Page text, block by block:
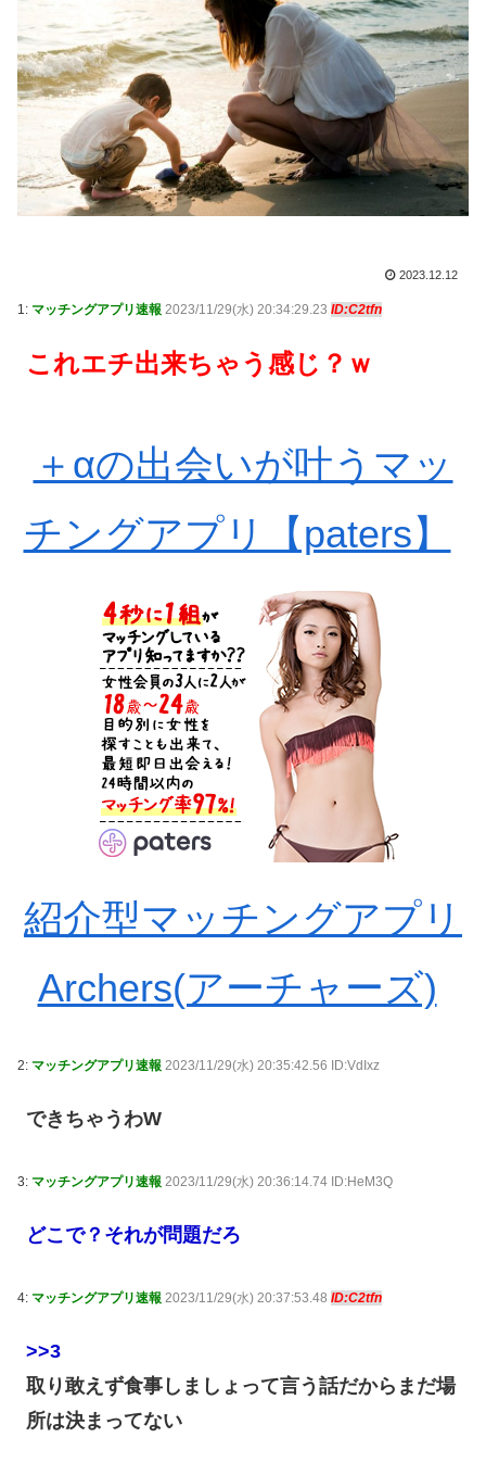
2023.12.12
1: マッチングアプリ速報 2023/11/29(水) 20:34:29.23 ID:C2tfn
これエチ出来ちゃう感じ？ｗ
＋αの出会いが叶うマッ
チングアプリ【paters】
紹介型マッチングアプリ
Archers(アーチャーズ)
2: マッチングアプリ速報 2023/11/29(水) 20:35:42.56 ID:VdIxz
できちゃうわW
3: マッチングアプリ速報 2023/11/29(水) 20:36:14.74 ID:HeM3Q
どこで？それが問題だろ
4: マッチングアプリ速報 2023/11/29(水) 20:37:53.48 ID:C2tfn
>>3
取り敢えず食事しましょって言う話だからまだ場
所は決まってない